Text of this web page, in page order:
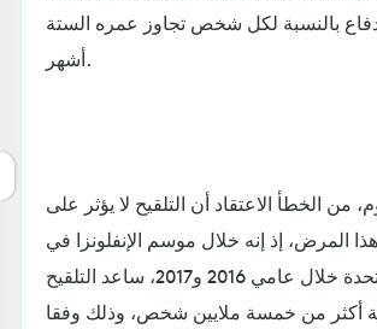
بالنسبة لكل شخص تجاوز عمره الستة
أشهر.
من الخطأ الاعتقاد أن التلقيح لا يؤثر على
المرض، إذ إنه خلال موسم الإنفلونزا في
الولايات المتحدة خلال عامي 2016 و2017، ساعد التلقيح
أكثر من خمسة ملايين شخص، وذلك وفقا